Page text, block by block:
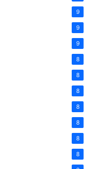
9
9
9
8
8
8
8
8
8
8